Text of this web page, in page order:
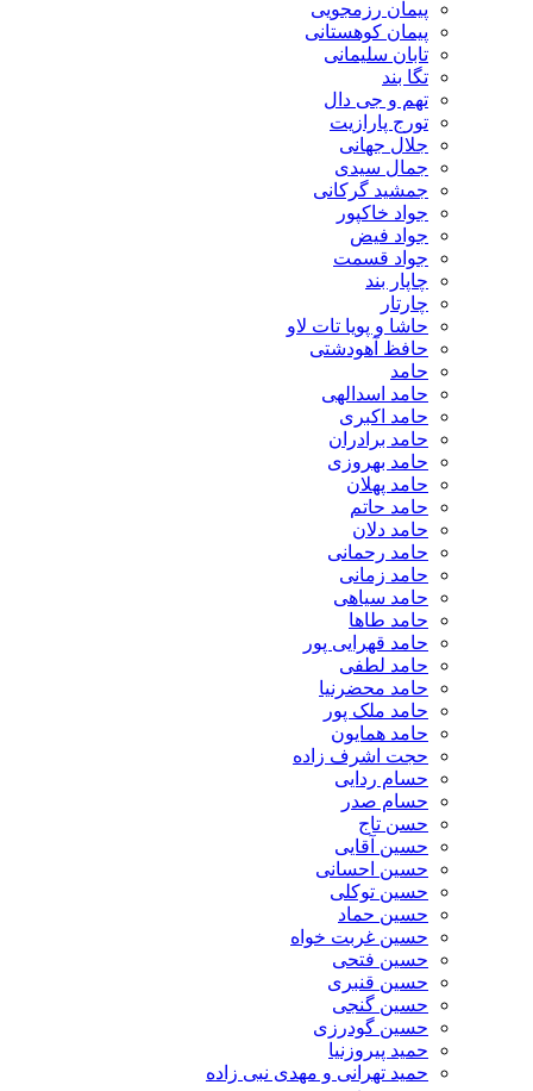
پیمان رزمجویی
پیمان کوهستانی
تابان سلیمانی
تگا بند
تهم و جی دال
تورج پارازیت
جلال جهانی
جمال سیدی
جمشید گرکانی
جواد خاکپور
جواد فیض
جواد قسمت
چاپار بند
چارتار
حاشا و پویا تات لاو
حافظ آهودشتی
حامد
حامد اسدالهی
حامد اکبری
حامد برادران
حامد بهروزی
حامد پهلان
حامد حاتم
حامد دلان
حامد رحمانی
حامد زمانی
حامد سیاهی
حامد طاها
حامد قهرایی پور
حامد لطفی
حامد محضرنیا
حامد ملک پور
حامد همایون
حجت اشرف زاده
حسام ردایی
حسام صدر
حسن تاج
حسین آقایی
حسین احسانی
حسین توکلی
حسین حماد
حسین غربت خواه
حسین فتحی
حسین قنبری
حسین گنجی
حسین گودرزی
حمید پیروزنیا
حمید تهرانی و مهدی نبی زاده